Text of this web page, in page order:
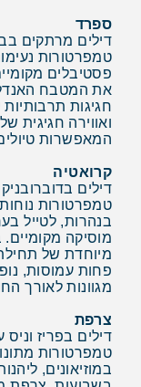
ספרד
דילים מרתקים
פסטיבלים
את המטבח
חגיגות
ואווירה חגיגית
המאפשרות טיולים
קרואטיה
דילים
בנהרות, לטייל
מוסיקה מקומיים.
מיוחדת של
פחות עמוסות,
מגוונות לאורך
צרפת
דילים בפריז
במוזיאונים,